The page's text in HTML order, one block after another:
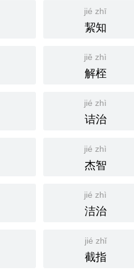
jié zhī
絜知
jiě zhì
解桎
jié zhì
诘治
jié zhì
杰智
jié zhì
洁治
jié zhǐ
截指